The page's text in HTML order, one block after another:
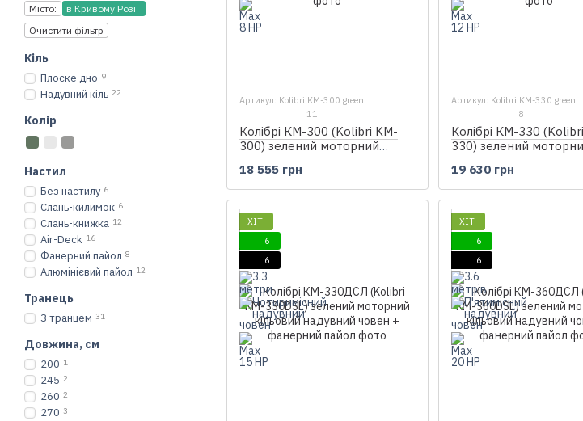
Артикул: Kolibri KM-300 green
11
Колібрі КМ-300 (Kolibri KM-
300) зелений моторний
18 555 грн
Артикул: Kolibri KM-330 green
8
Колібрі КМ-330
330) зелений
19 630 грн
ХІТ
6
6
ХІТ
6
6
Місто:
в Кривому Розі
Очистити фільтр
Кіль
Плоске дно 9
Надувний кіль 22
Колір
Настил
Без настилу 6
Слань-килимок 6
Слань-книжка 12
Air-Deck 16
Фанерний пайол 8
Алюмінієвий пайол 12
Транець
З транцем 31
Довжина, см
200 1
245 2
260 2
270 3